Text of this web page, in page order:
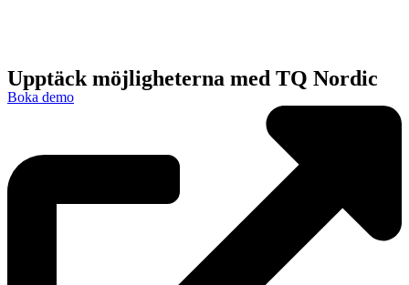
Upptäck möjligheterna med TQ Nordic
Boka demo